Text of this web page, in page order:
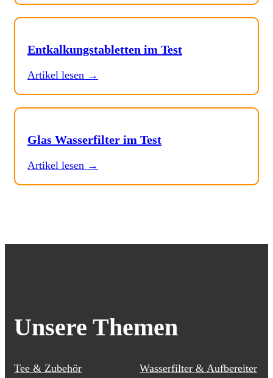
Entkalkungstabletten im Test
Artikel lesen →
Glas Wasserfilter im Test
Artikel lesen →
Unsere Themen
Tee & Zubehör
Wasserfilter & Aufbereiter